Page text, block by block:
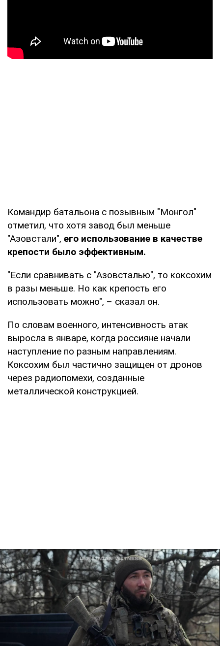
Командир батальона с позывным "Монгол"
отметил, что хотя завод был меньше
"Азовстали", его использование в качестве
крепости было эффективным.
"Если сравнивать с "Азовсталью", то коксохим
в разы меньше. Но как крепость его
использовать можно", – сказал он.
По словам военного, интенсивность атак
выросла в январе, когда россияне начали
наступление по разным направлениям.
Коксохим был частично защищен от дронов
через радиопомехи, созданные
металлической конструкцией.